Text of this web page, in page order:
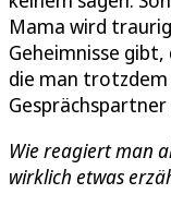
Mama wird
Geheimnisse
die man trotzdem
Wie reagiert man
wirklich etwas